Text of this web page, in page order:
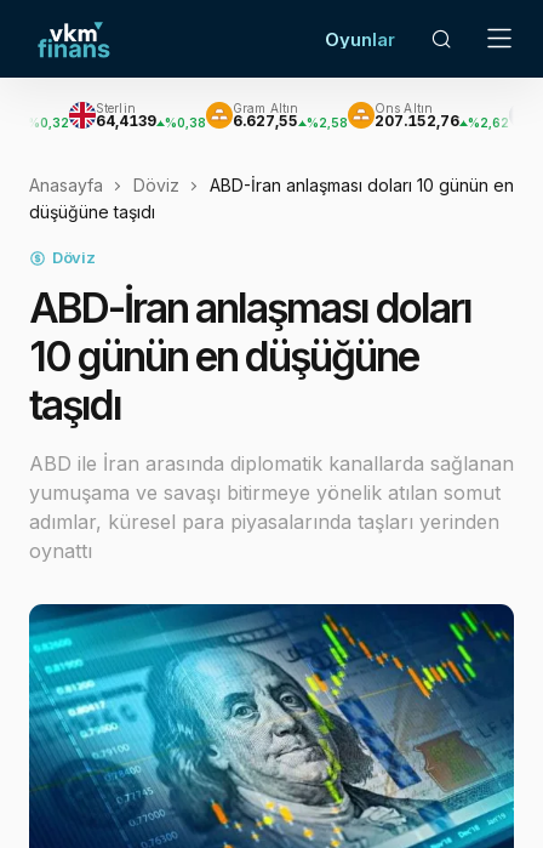
Oyunlar
64,4139 %0,38
Gram Altın
6.627,55 %2,58
Ons Altın
207.152,76 %2,62 3.033,47
Anasayfa Döviz
ABD-İran anlaşması doları 10 günün en
düşüğüne taşıdı
Döviz
ABD-İran anlaşması doları
10 günün en düşüğüne
taşıdı
ABD ile İran arasında diplomatik kanallarda sağlanan
yumuşama ve savaşı bitirmeye yönelik atılan somut
adımlar, küresel para piyasalarında taşları yerinden
oynattı